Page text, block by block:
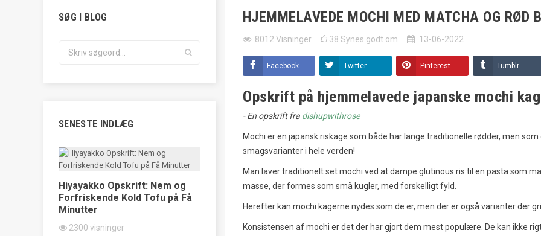
SØG I BLOG
SENESTE INDLÆG
Hiyayakko Opskrift: Nem og
Forfriskende Kold Tofu på Få
Minutter
2300 visninger
Taco Rice opskrift – En
Syntes godt om
Tebasaki Kyllingevinger: En
25 Syntes godt om
HJEMMELAVEDE MOCHI MED MATCHA OG RØD
8012 Visninger 38 Synes godt om 13-06-2022
Facebook Twitter Pinterest Tumblr
Opskrift på hjemmelavede japanske mochi
- En opskrift fra dishupwithrose
Mochi er en japansk riskage som både har lange traditionelle rødder, men
smagsvarianter i hele verden!
Man laver traditionelt set mochi ved at dampe glutinous ris til en pasta som
masse, der formes som små kugler, med forskelligt fyld.
Herefter kan mochi kagerne nydes som de er, men der er også varianter der
Konsistensen af mochi er det der har gjort dem mest populære. De kan ikke